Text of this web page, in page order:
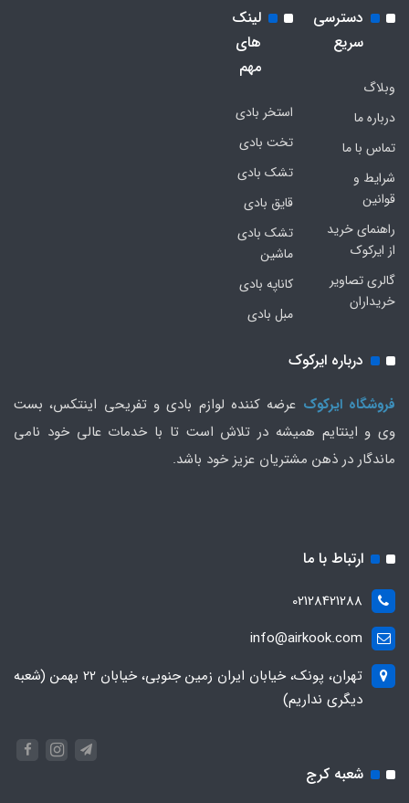
دسترسی
سریع
وبلاگ
درباره ما
تماس با ما
شرایط و
قوانین
راهنمای خرید
از ایرکوک
گالری تصاویر
خریداران
لینک
های
مهم
استخر بادی
تخت بادی
تشک بادی
قایق بادی
تشک بادی
ماشین
کاناپه بادی
مبل بادی
درباره ایرکوک
فروشگاه ایرکوک عرضه کننده لوازم بادی و تفریحی اینتکس، بست
وی و اینتایم همیشه در تلاش است تا با خدمات عالی خود نامی
ماندگار در ذهن مشتریان عزیز خود باشد.
ارتباط با ما
02128421288
info@airkook.com
تهران، پونک، خیابان ایران زمین جنوبی، خیابان 22 بهمن (شعبه
دیگری نداریم)
شعبه کرج